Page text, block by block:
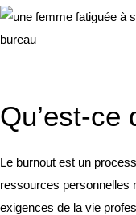
Qu’est-ce
Le burnout est un
ressources personnelles
exigences de la vie